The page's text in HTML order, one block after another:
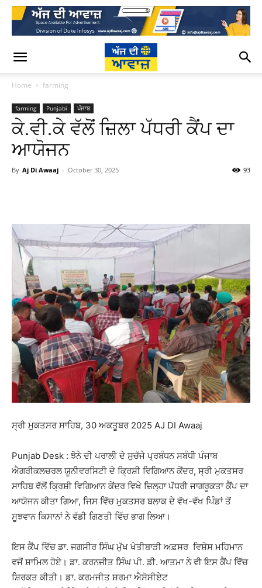
Home farming
farming Punjabi ਪੰਜਾਬ
ਕੇ.ਵੀ.ਕੇ ਵੱਲੋਂ ਜ਼ਿਲਾ ਪੱਧਰੀ ਕੈਂਪ ਦਾ
ਆਯੋਜਨ
By Aj Di Awaaj - October 30, 2025 93
ਸ੍ਰੀ ਮੁਕਤਸਰ ਸਾਹਿਬ, 30 ਅਕਤੂਬਰ 2025 AJ DI Awaaj
Punjab Desk : ਝੋਨੇ ਦੀ ਪਰਾਲੀ ਦੇ ਸੁਚੱਜੇ ਪ੍ਰਬੰਧਨ ਸਬੰਧੀ ਪੰਜਾਬ
ਐਗਰੀਕਲਚਰਲ ਯੂਨੀਵਰਸਿਟੀ ਦੇ ਕ੍ਰਿਸ਼ੀ ਵਿਗਿਆਨ ਕੇਂਦਰ, ਸ੍ਰੀ ਮੁਕਤਸਰ
ਸਾਹਿਬ ਵੱਲੋਂ ਕ੍ਰਿਸ਼ੀ ਵਿਗਿਆਨ ਕੇਂਦਰ ਵਿਖੇ ਜ਼ਿਲ੍ਹਾ ਪੱਧਰੀ ਜਾਗਰੂਕਤਾ ਕੈਂਪ ਦਾ
ਆਯੋਜਨ ਕੀਤਾ ਗਿਆ, ਜਿਸ ਵਿੱਚ ਮੁਕਤਸਰ ਬਲਾਕ ਦੇ ਵੱਖ-ਵੱਖ ਪਿੰਡਾਂ ਤੋਂ
ਸੂਝਵਾਨ ਕਿਸਾਨਾਂ ਨੇ ਵੱਡੀ ਗਿਣਤੀ ਵਿੱਚ ਭਾਗ ਲਿਆ।
ਇਸ ਕੈਂਪ ਵਿੱਚ ਡਾ. ਜਗਸੀਰ ਸਿੰਘ ਮੁੱਖ ਖੇਤੀਬਾੜੀ ਅਫ਼ਸਰ ਵਿਸ਼ੇਸ ਮਹਿਮਾਨ
ਵਜੋਂ ਸ਼ਾਮਿਲ ਹੋਏ। ਡਾ. ਕਰਨਜੀਤ ਸਿੰਘ ਪੀ. ਡੀ. ਆਤਮਾ ਨੇ ਵੀ ਇਸ ਕੈਂਪ ਵਿੱਚ
ਸ਼ਿਰਕਤ ਕੀਤੀ। ਡਾ. ਕਰਮਜੀਤ ਸ਼ਰਮਾ ਐਸੋਸੀਏਟ